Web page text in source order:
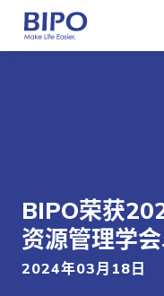
BIPO荣获
资源管理学
2024年03月18日